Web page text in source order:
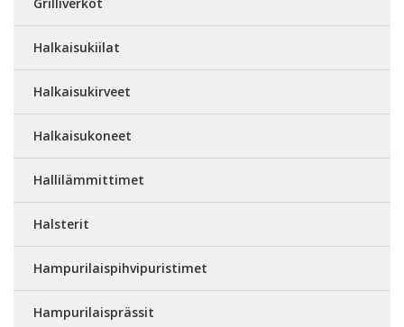
Halkaisukiilat
Halkaisukirveet
Halkaisukoneet
Hallilämmittimet
Halsterit
Hampurilaispihvipuristimet
Hampurilaisprässit